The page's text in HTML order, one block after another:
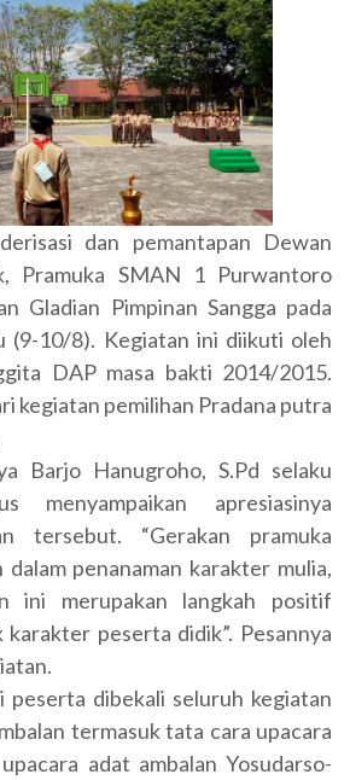
dan pemantapan Dewan
Pramuka SMAN 1 Purwantoro
Gladian Pimpinan Sangga pada
(9-10/8). Kegiatan ini diikuti oleh
DAP masa bakti 2014/2015.
kegiatan pemilihan Pradana putra
Barjo Hanugroho, S.Pd selaku
menyampaikan apresiasinya
tersebut. “Gerakan pramuka
dalam penanaman karakter mulia,
ini merupakan langkah positif
karakter peserta didik”. Pesannya
peserta dibekali seluruh kegiatan
termasuk tata cara upacara
adat ambalan Yosudarso-